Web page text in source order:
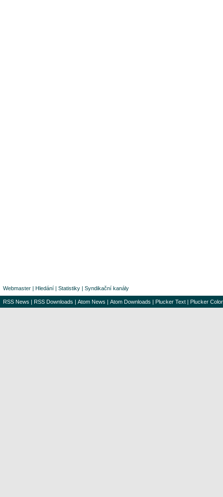
Webmaster | Hledání | Statistiky | Syndikační kanály
RSS News | RSS Downloads | Atom News | Atom Downloads | Plucker Text | Plucker Color